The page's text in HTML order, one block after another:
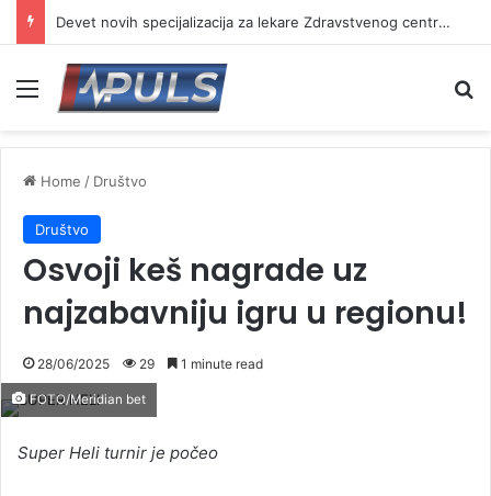
Devet novih specijalizacija za lekare Zdravstvenog centra Vranje
Menu
Home / Društvo
Društvo
Osvoji keš nagrade uz
najzabavniju igru u regionu!
28/06/2025 29 1 minute read
FOTO/Meridian bet
Super Heli turnir je počeo